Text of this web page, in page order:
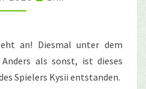
an! Diesmal unter dem
Anders als sonst, ist dieses
Spielers Kysii entstanden.